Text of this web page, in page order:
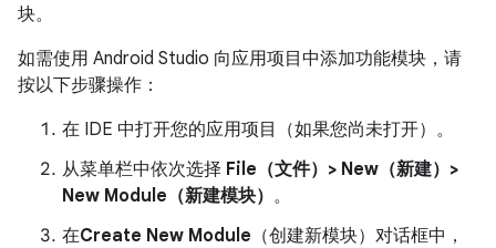
块。
如需使用 Android Studio 向应用项目中添加功能模块，请
按以下步骤操作：
在 IDE 中打开您的应用项目（如果您尚未打开）。
从菜单栏中依次选择 File（文件）> New（新建）>
New Module（新建模块） 。
在Create New Module （创建新模块）对话框中，